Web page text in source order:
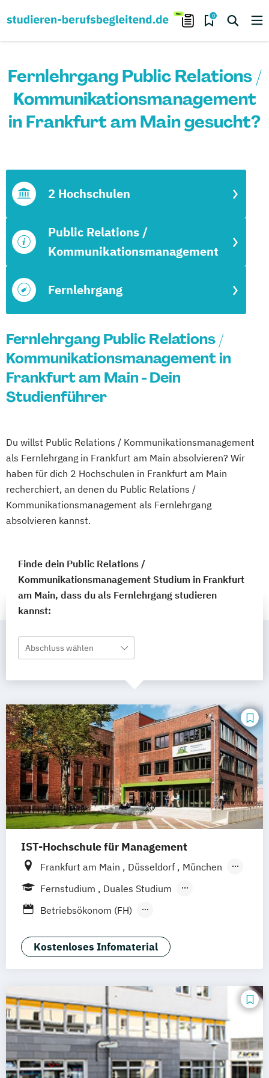
0
Fernlehrgang Public Relations /
Kommunikationsmanagement
in Frankfurt am Main gesucht?
Fernlehrgang
Public Relations /
Kommunikationsmanagement
2 Hochschulen
Fernlehrgang Public Relations /
Kommunikationsmanagement in
Frankfurt am Main - Dein
Studienführer
Du willst Public Relations / Kommunikationsmanagement
als Fernlehrgang in Frankfurt am Main absolvieren? Wir
haben für dich 2 Hochschulen in Frankfurt am Main
recherchiert, an denen du Public Relations /
Kommunikationsmanagement als Fernlehrgang
absolvieren kannst.
Finde dein Public Relations /
Kommunikationsmanagement Studium in Frankfurt
am Main, dass du als Fernlehrgang studieren
kannst:
Abschluss wählen
IST-Hochschule für Management
Frankfurt am Main Düsseldorf
München
Berlin
Hamburg Weil am Rhein
Fernstudium
Duales Studium
Fernlehrgang
Blended Learning
Betriebsökonom (FH)
Digital Transformation Management (Dual)
(verschiedene Schwerpunkte)
Digitalisierung im Sport
Digitalisierungsmanagement
Dualer MBA Health Care Management
Festivalmanagement
Kostenloses Infomaterial